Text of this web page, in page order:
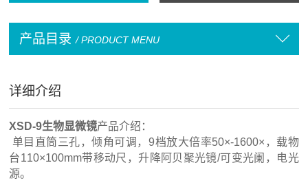
产品目录 / PRODUCT MENU
详细介绍
XSD-9生物显微镜产品介绍：
单目直筒三孔，倾角可调，9档放大倍率50×-1600×，载物
台110×100mm带移动尺，升降阿贝聚光镜/可变光阑，电光
源。